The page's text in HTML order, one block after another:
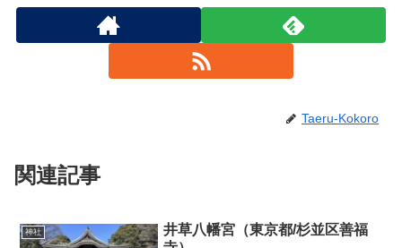
Taeru-Kokoro
関連記事
神社
井草八幡宮（東京都/杉並区善福